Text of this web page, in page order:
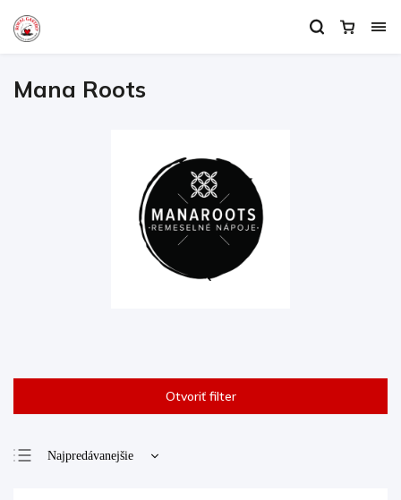
Mana Roots
Otvoriť filter
Najpredávanejšie